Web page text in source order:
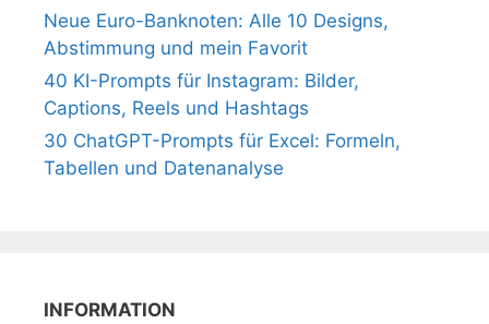
Neue Euro-Banknoten: Alle 10 Designs,
Abstimmung und mein Favorit
40 KI-Prompts für Instagram: Bilder,
Captions, Reels und Hashtags
30 ChatGPT-Prompts für Excel: Formeln,
Tabellen und Datenanalyse
INFORMATION